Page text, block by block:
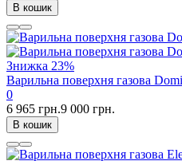
В кошик
Знижка 23%
Варильна поверхня газова
0
6 965 грн.9 000 грн.
В кошик